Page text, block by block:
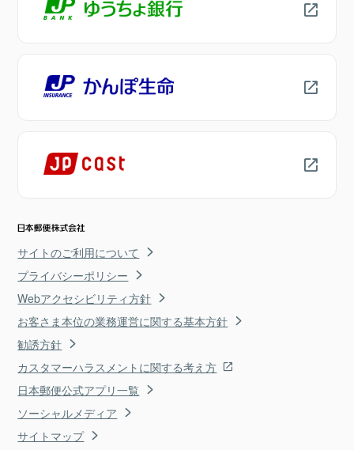
サイトのご利用について
プライバシーポリシー
Webアクセシビリティ方針
お客さま本位の業務運営に関する基本方針
勧誘方針
カスタマーハラスメントに関する考え方
日本郵便公式アプリ一覧
ソーシャルメディア
サイトマップ